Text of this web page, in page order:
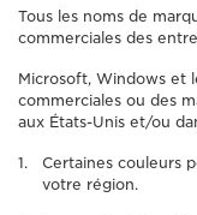
Tous les noms de
commerciales des
Microsoft, Windows et
commerciales ou des
aux États-Unis et/ou
Certaines couleurs
votre région.